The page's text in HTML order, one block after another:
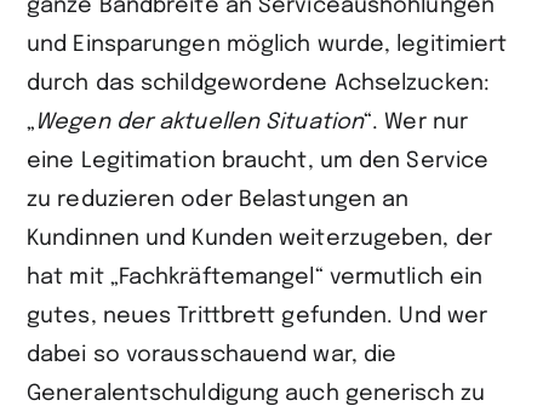
ganze Bandbreite an Serviceaushöhlungen
und Einsparungen möglich wurde, legitimiert
durch das schildgewordene Achselzucken:
„ Wegen der aktuellen Situation“. Wer nur
eine Legitimation braucht, um den Service
zu reduzieren oder Belastungen an
Kundinnen und Kunden weiterzugeben, der
hat mit „Fachkräftemangel“ vermutlich ein
gutes, neues Trittbrett gefunden. Und wer
dabei so vorausschauend war, die
Generalentschuldigung auch generisch zu